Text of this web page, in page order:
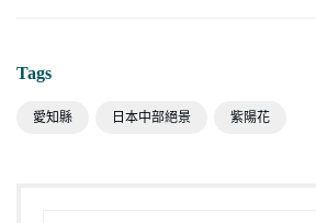
Tags
愛知縣 日本中部絕景 紫陽花